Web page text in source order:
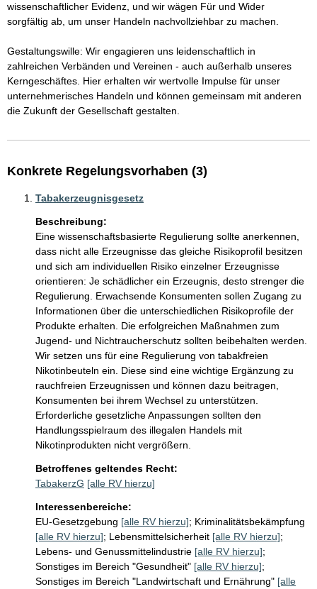
wissenschaftlicher Evidenz, und wir wägen Für und Wider
sorgfältig ab, um unser Handeln nachvollziehbar zu machen.
Gestaltungswille: Wir engagieren uns leidenschaftlich in
zahlreichen Verbänden und Vereinen - auch außerhalb unseres
Kerngeschäftes. Hier erhalten wir wertvolle Impulse für unser
unternehmerisches Handeln und können gemeinsam mit anderen
die Zukunft der Gesellschaft gestalten.
Konkrete Regelungsvorhaben (3)
Tabakerzeugnisgesetz
Beschreibung:
Eine wissenschaftsbasierte Regulierung sollte anerkennen,
dass nicht alle Erzeugnisse das gleiche Risikoprofil besitzen
und sich am individuellen Risiko einzelner Erzeugnisse
orientieren: Je schädlicher ein Erzeugnis, desto strenger die
Regulierung. Erwachsende Konsumenten sollen Zugang zu
Informationen über die unterschiedlichen Risikoprofile der
Produkte erhalten. Die erfolgreichen Maßnahmen zum
Jugend- und Nichtraucherschutz sollten beibehalten werden.
Wir setzen uns für eine Regulierung von tabakfreien
Nikotinbeuteln ein. Diese sind eine wichtige Ergänzung zu
rauchfreien Erzeugnissen und können dazu beitragen,
Konsumenten bei ihrem Wechsel zu unterstützen.
Erforderliche gesetzliche Anpassungen sollten den
Handlungsspielraum des illegalen Handels mit
Nikotinprodukten nicht vergrößern.
Betroffenes geltendes Recht:
TabakerzG [alle RV hierzu]
Interessenbereiche:
EU-Gesetzgebung [alle RV hierzu]; Kriminalitätsbekämpfung
[alle RV hierzu]; Lebensmittelsicherheit [alle RV hierzu];
Lebens- und Genussmittelindustrie [alle RV hierzu];
Sonstiges im Bereich "Gesundheit" [alle RV hierzu];
Sonstiges im Bereich "Landwirtschaft und Ernährung" [alle